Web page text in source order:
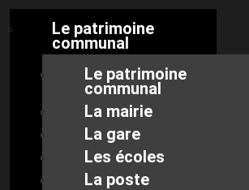
Le patrimoine
communal
Le patrimoine
communal
La mairie
La gare
Les écoles
La poste